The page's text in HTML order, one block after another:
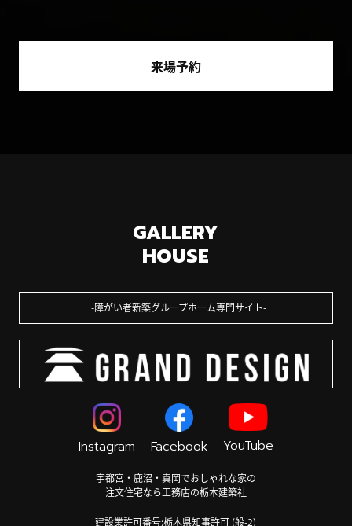
来場予約
GALLERY
HOUSE
障がい者新築グループホーム専門サイト
Instagram Facebook YouTube
宇都宮・鹿沼・真岡でおしゃれな家の
注文住宅なら工務店の栃木建築社
建設業許可番号:栃木県知事許可 (般-2)